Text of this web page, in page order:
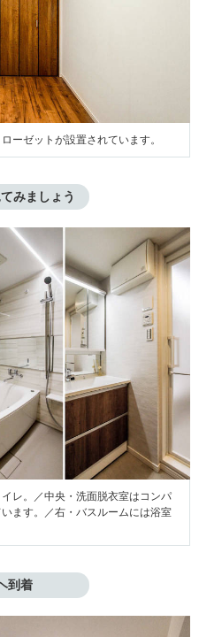
ーゼットが設置されています。
みましょう
レ。／中央・洗面脱衣室はコンパ
ます。／右・バスルームには浴室
到着